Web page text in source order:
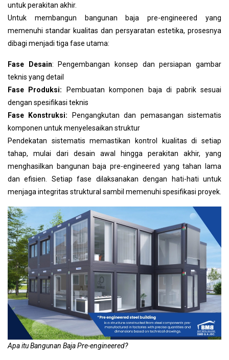
Pre-engineered
Apa perbedaan antara bangunan baja pre-engineered dan
bangunan beton bertulang?
Faktor apa saja yang mempengaruhi biaya konstruksi
Apakah Anda harus membangun bangunan baja pre-
engineered?
Di mana Anda bisa menemukan perusahaan bangunan
baja pre-engineered yang terpercaya?
BMB Steel sebagai Pilihan Utama
untuk perakitan akhir.
Untuk membangun bangunan baja pre-engineered yang
memenuhi standar kualitas dan persyaratan estetika, prosesnya
dibagi menjadi tiga fase utama:
Fase Desain: Pengembangan konsep dan persiapan gambar
teknis yang detail
Fase Produksi: Pembuatan komponen baja di pabrik sesuai
dengan spesifikasi teknis
Fase Konstruksi: Pengangkutan dan pemasangan sistematis
komponen untuk menyelesaikan struktur
Pendekatan sistematis memastikan kontrol kualitas di setiap
tahap, mulai dari desain awal hingga perakitan akhir, yang
menghasilkan bangunan baja pre-engineered yang tahan lama
dan efisien. Setiap fase dilaksanakan dengan hati-hati untuk
menjaga integritas struktural sambil memenuhi spesifikasi proyek.
Apa itu Bangunan Baja Pre-engineered?